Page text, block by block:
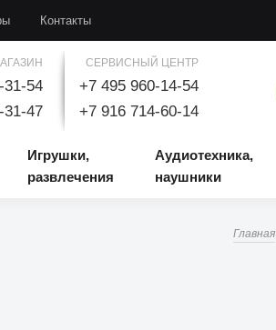
Контакты
31-54
31-47
СЕРВИСНЫЙ ЦЕНТР
+7 495 960-14-54
+7 916 714-60-14
Игрушки,
развлечения
Аудиотехника,
наушники
Главная